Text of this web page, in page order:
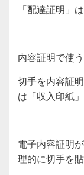
「配達証明」
内容証明で使
切手を内容証
は「収入印紙
電子内容証明
理的に切手を貼